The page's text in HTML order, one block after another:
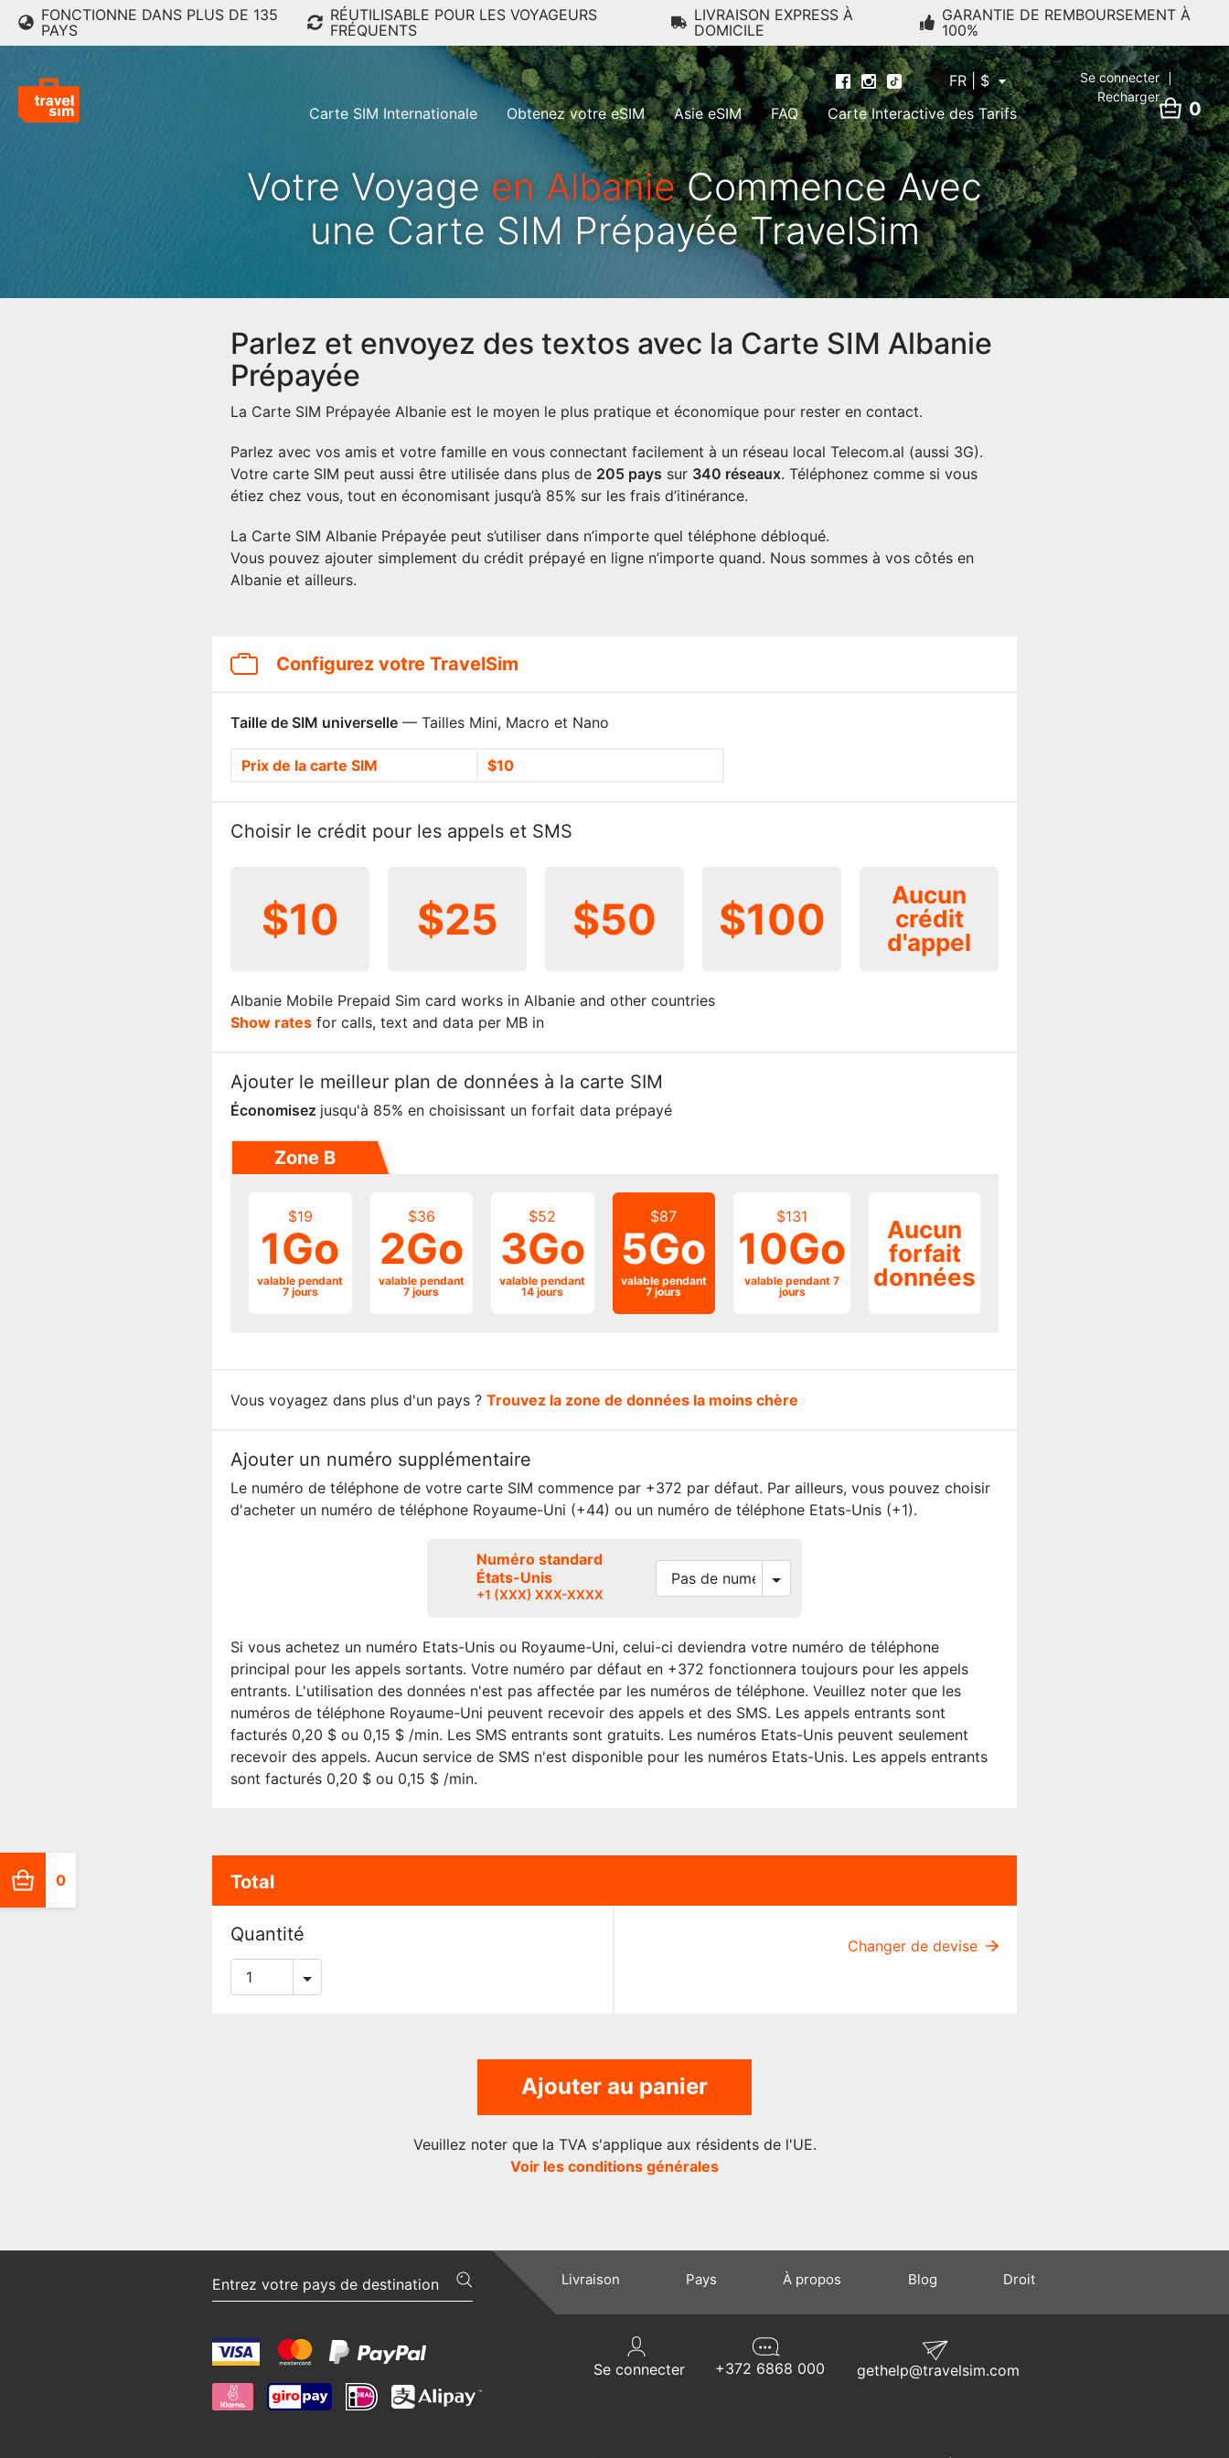
FONCTIONNE DANS PLUS DE 135
PAYS
RÉUTILISABLE POUR LES VOYAGEURS
FRÉQUENTS
LIVRAISON EXPRESS À
DOMICILE
GARANTIE DE REMBOURSEMENT À
100%
FR | $
Carte SIM Internationale
Obtenez votre eSIM Asie eSIM FAQ Carte Interactive des Tarifs 0
Se connecter
Recharger
0
Votre Voyage en AlbanieCommence Avec
une Carte SIM Prépayée TravelSim
Parlez et envoyez des textos avec la Carte SIM Albanie
Prépayée
La Carte SIM Prépayée Albanie est le moyen le plus pratique et économique pour rester en contact.
Parlez avec vos amis et votre famille en vous connectant facilement à un réseau local Telecom.al (aussi 3G).
Votre carte SIM peut aussi être utilisée dans plus de 205 pays sur 340 réseaux. Téléphonez comme si vous
étiez chez vous, tout en économisant jusqu’à 85% sur les frais d’itinérance.
La Carte SIM Albanie Prépayée peut s’utiliser dans n’importe quel téléphone débloqué.
Vous pouvez ajouter simplement du crédit prépayé en ligne n’importe quand. Nous sommes à vos côtés en
Albanie et ailleurs.
Configurez votre TravelSim
Taille de SIM universelle — Tailles Mini, Macro et Nano
Prix de la carte SIM $10
Choisir le crédit pour les appels et SMS
$10 $25 $50 $100
Aucun
crédit
d'appel
Albanie Mobile Prepaid Sim card works in Albanie and other countries
Show rates for calls, text and data per MB in
Ajouter le meilleur plan de données à la carte SIM
Économisez jusqu'à 85% en choisissant un forfait data prépayé
Zone B
$19
1Go
valable pendant
7 jours
$36
2Go
valable pendant
7 jours
$52
3Go
valable pendant
14 jours
$87
5Go
valable pendant
7 jours
$131
10Go
valable pendant 7
jours
Aucun
forfait
données
Vous voyagez dans plus d'un pays ? Trouvez la zone de données la moins chère
Ajouter un numéro supplémentaire
Le numéro de téléphone de votre carte SIM commence par +372 par défaut. Par ailleurs, vous pouvez choisir
d'acheter un numéro de téléphone Royaume-Uni (+44) ou un numéro de téléphone Etats-Unis (+1).
Numéro standard
États-Unis
+1 (XXX) XXX-XXXX
Si vous achetez un numéro Etats-Unis ou Royaume-Uni, celui-ci deviendra votre numéro de téléphone
principal pour les appels sortants. Votre numéro par défaut en +372 fonctionnera toujours pour les appels
entrants. L'utilisation des données n'est pas affectée par les numéros de téléphone. Veuillez noter que les
numéros de téléphone Royaume-Uni peuvent recevoir des appels et des SMS. Les appels entrants sont
facturés 0,20 $ ou 0,15 $ /min. Les SMS entrants sont gratuits. Les numéros Etats-Unis peuvent seulement
recevoir des appels. Aucun service de SMS n'est disponible pour les numéros Etats-Unis. Les appels entrants
sont facturés 0,20 $ ou 0,15 $ /min.
Total
Quantité
Changer de devise
Ajouter au panier
Veuillez noter que la TVA s'applique aux résidents de l'UE.
Voir les conditions générales
Livraison Pays À propos Blog Droit
Se connecter +372 6868 000 gethelp@travelsim.com